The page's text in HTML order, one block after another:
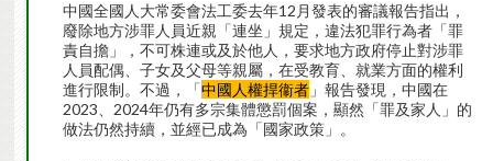
中國全國人大常委會法工委去年12月發表的審議報告指出，
廢除地方涉罪人員近親「連坐」規定，違法犯罪行為者「罪
責自擔」，不可株連或及於他人，要求地方政府停止對涉罪
人員配偶、子女及父母等親屬，在受教育、就業方面的權利
進行限制。不過，「中國人權捍衞者」報告發現，中國在
2023、2024年仍有多宗集體懲罰個案，顯然「罪及家人」的
做法仍然持續，並經已成為「國家政策」。